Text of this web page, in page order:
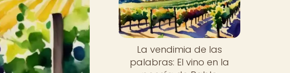
La vendimia de las
palabras: El vino en la